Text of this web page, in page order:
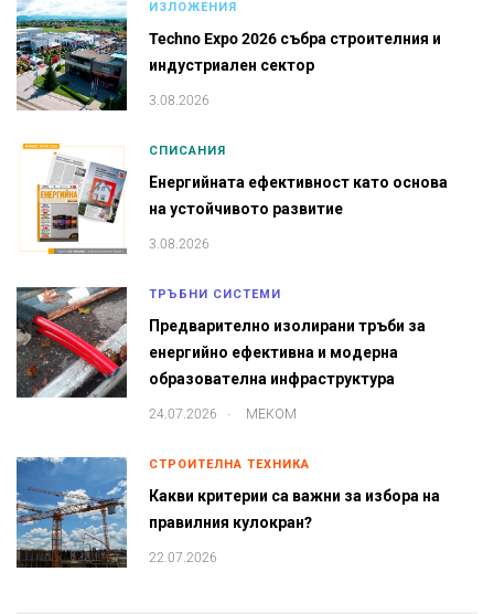
ИЗЛОЖЕНИЯ
Techno Expo 2026 събра строителния и
индустриален сектор
3.08.2026
СПИСАНИЯ
Енергийната ефективност като основа
на устойчивото развитие
3.08.2026
ТРЪБНИ СИСТЕМИ
Предварително изолирани тръби за
енергийно ефективна и модерна
образователна инфраструктура
24.07.2026 МЕКОМ
СТРОИТЕЛНА ТЕХНИКА
Какви критерии са важни за избора на
правилния кулокран?
22.07.2026